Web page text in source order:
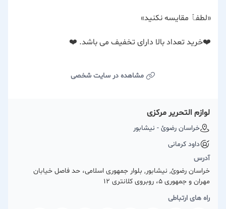
«لطفٱ مقایسه نکنید»
❤️خرید تعداد بالا دارای تخفیف می باشد. ❤️
مشاهده در سایت شخصی
لوازم التحریر مرکزی
خراسان رضوئ - نیشابور
داود کرمانی
آدرس
خراسان رضوئ, نیشابور, بلوار جمهوری اسلامی، حد فاصل خیابان
مهران و جمهوری 5، روبروی کلانتری ۱۲
راه های ارتباطی